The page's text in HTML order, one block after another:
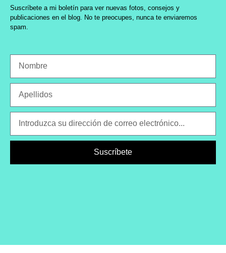
Suscríbete a mi boletín para ver nuevas fotos, consejos y
publicaciones en el blog. No te preocupes, nunca te enviaremos
spam.
Suscríbete